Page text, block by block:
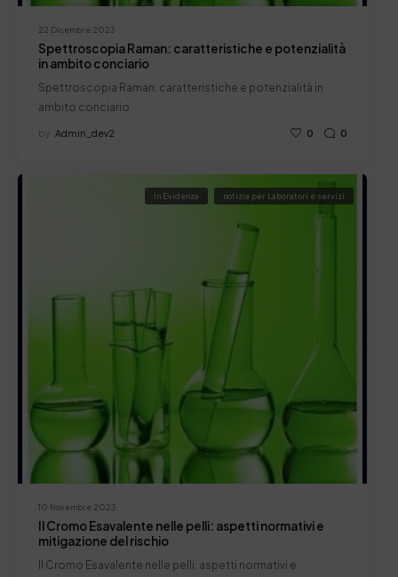
22 Dicembre 2023
Spettroscopia Raman: caratteristiche e potenzialità
in ambito conciario
Spettroscopia Raman: caratteristiche e potenzialità in
ambito conciario
by Admin_dev2 0 0
10 Novembre 2023
In Evidenza notizia per Laboratori e servizi
Il Cromo Esavalente nelle pelli: aspetti normativi e
mitigazione del rischio
Il Cromo Esavalente nelle pelli: aspetti normativi e